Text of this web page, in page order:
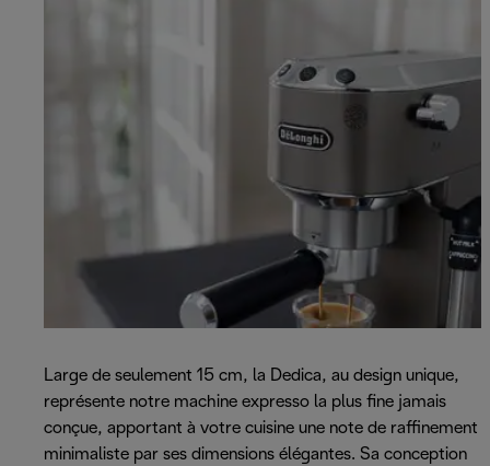
Large de seulement 15 cm, la Dedica, au design unique,
représente notre machine expresso la plus fine jamais
conçue, apportant à votre cuisine une note de raffinement
minimaliste par ses dimensions élégantes. Sa conception